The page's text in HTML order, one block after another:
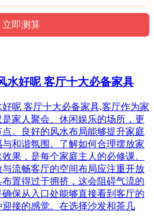
水好呢 客厅十大必备家具
呢 客厅十大必备家具,客厅作为家
家人聚会、休闲娱乐的场所，更
。良好的风水布局能够提升家庭
和谐氛围。了解如何合理摆放家
果，是每个家庭主人的必修课。
流畅客厅的空间布局应注重开放
置得过于拥挤，这会阻碍气流的
保从入口处能够直接看到客厅的
接的感觉。在选择沙发和茶几